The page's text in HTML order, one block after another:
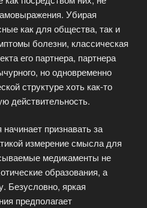
Убирая
как для общества, так и
болезни, классическая
его партнера, партнера
но одновременно
структуре хоть как-то
действительность.
признавать за
измерение смысла для
медикаменты не
образования, а
Безусловно, яркая
предполагает